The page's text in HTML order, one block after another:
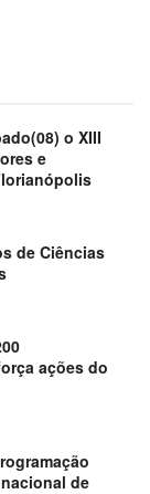
o XIII
e
de Ciências
ações do
de